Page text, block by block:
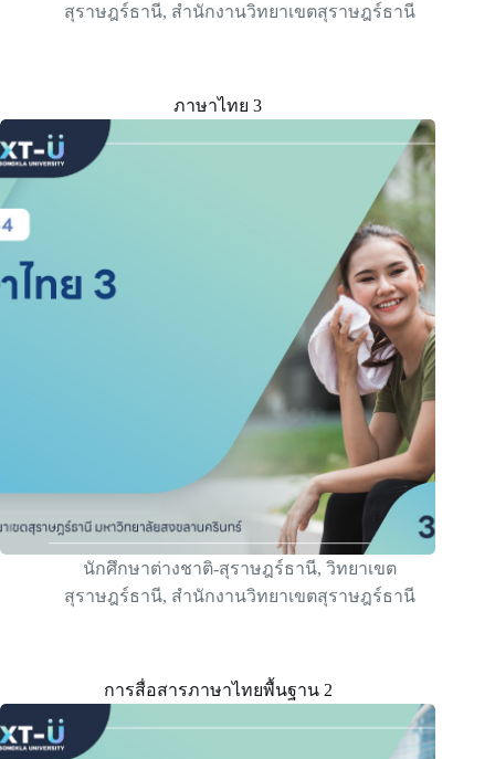
สุราษฎร์ธานี, สำนักงานวิทยาเขตสุราษฎร์ธานี
ภาษาไทย 3
นักศึกษาต่างชาติ-สุราษฎร์ธานี,วิทยาเขต
สุราษฎร์ธานี, สำนักงานวิทยาเขตสุราษฎร์ธานี
การสื่อสารภาษาไทยพื้นฐาน 2